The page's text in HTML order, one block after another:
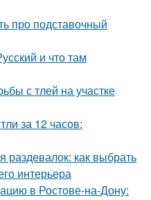
про подставочный
и что там
с тлей на участке
за 12 часов:
раздевалок: как выбрать
интерьера
в Ростове-на-Дону: